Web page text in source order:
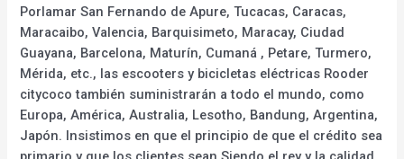
Porlamar San Fernando de Apure, Tucacas, Caracas,
Maracaibo, Valencia, Barquisimeto, Maracay, Ciudad
Guayana, Barcelona, Maturín, Cumaná , Petare, Turmero,
Mérida, etc., las escooters y bicicletas eléctricas Rooder
citycoco también suministrarán a todo el mundo, como
Europa, América, Australia, Lesotho, Bandung, Argentina,
Japón. Insistimos en que el principio de que el crédito sea